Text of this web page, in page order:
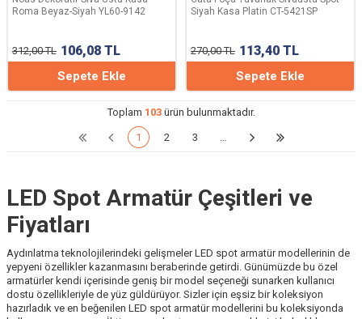
Roma Beyaz-Siyah YL60-9142
312,00TL 106,08 TL
Sepete Ekle
Siyah Kasa Platin CT-5421SP
270,00TL 113,40 TL
Sepete Ekle
Toplam 103ürün bulunmaktadır.
1 2 3
LED Spot Armatür Çeşitleri ve
Fiyatları
Aydınlatma teknolojilerindeki gelişmeler LED spot armatür modellerinin de
yepyeni özellikler kazanmasını beraberinde getirdi. Günümüzde bu özel
armatürler kendi içerisinde geniş bir model seçeneği sunarken kullanıcı
dostu özellikleriyle de yüz güldürüyor. Sizler için eşsiz bir koleksiyon
hazırladık ve en beğenilen LED spot armatür modellerini bu koleksiyonda